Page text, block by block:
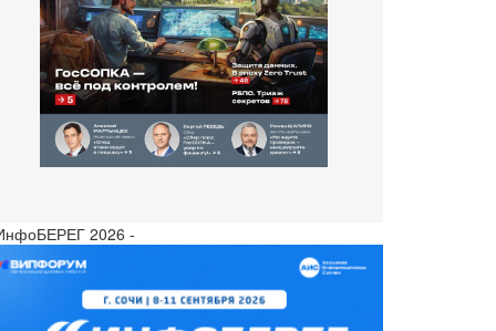
2026 -